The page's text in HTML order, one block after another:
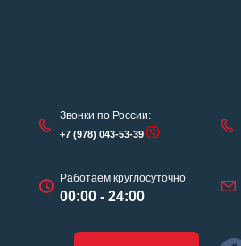
Звонки по России:
+7 (978) 043-53-39
Работаем круглосуточно
00:00 - 24:00